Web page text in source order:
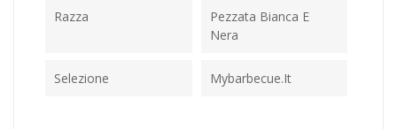
Razza
Pezzata Bianca E
Nera
Selezione Mybarbecue.it